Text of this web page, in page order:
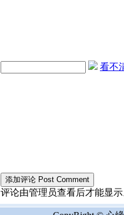
看不
评论由管理员查看后才能显示